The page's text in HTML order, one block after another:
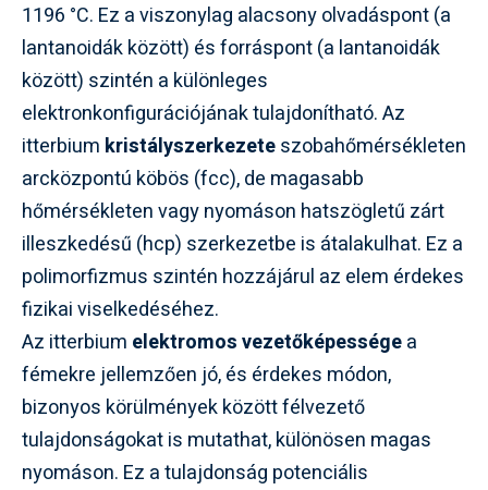
1196 °C. Ez a viszonylag alacsony olvadáspont (a
lantanoidák között) és forráspont (a lantanoidák
között) szintén a különleges
elektronkonfigurációjának tulajdonítható. Az
itterbium kristályszerkezeteszobahőmérsékleten
arcközpontú köbös (fcc), de magasabb
hőmérsékleten vagy nyomáson hatszögletű zárt
illeszkedésű (hcp) szerkezetbe is átalakulhat. Ez a
polimorfizmus szintén hozzájárul az elem érdekes
fizikai viselkedéséhez.
Az itterbium elektromos vezetőképességea
fémekre jellemzően jó, és érdekes módon,
bizonyos körülmények között félvezető
tulajdonságokat is mutathat, különösen magas
nyomáson. Ez a tulajdonság potenciális